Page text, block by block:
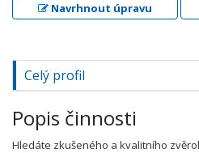
Navrhnout úpravu
Celý profil
Popis činnosti
Hledáte zkušeného a kvalitního